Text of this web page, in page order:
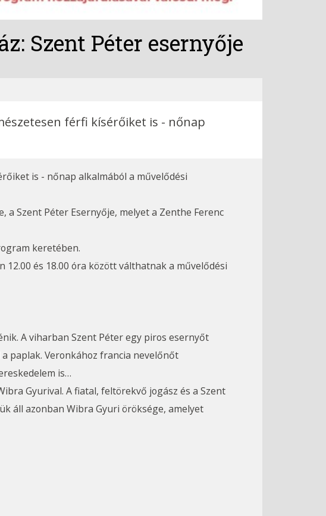
Szent Péter esernyője
férfi kísérőiket is - nőnap
is - nőnap alkalmából a művelődési
Szent Péter Esernyője, melyet a Zenthe Ferenc
keretében.
és 18.00 óra között válthatnak a művelődési
A viharban Szent Péter egy piros esernyőt
paplak. Veronkához francia nevelőnőt
is…
Gyurival. A fiatal, feltörekvő jogász és a Szent
áll azonban Wibra Gyuri öröksége, amelyet